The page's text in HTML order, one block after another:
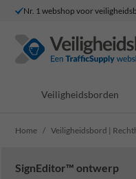
Nr. 1 webshop voor
Veiligheidsborden
Home Veiligheidsbord |
SignEditor™ ontwerp